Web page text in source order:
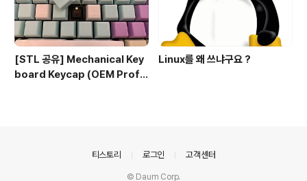
[STL 공유] Mechanical Key
board Keycap (OEM Profil
Linux를 왜 쓰냐구요 ?
티스토리 로그인 고객센터
© Daum Corp.